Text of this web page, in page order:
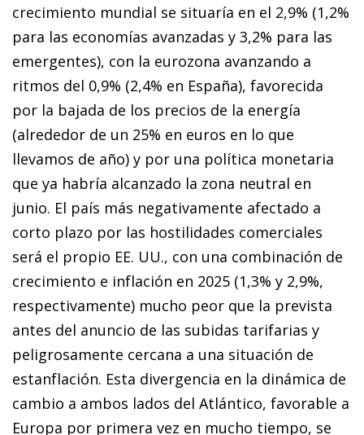
crecimiento mundial se situaría en el 2,9% (1,2%
para las economías avanzadas y 3,2% para las
emergentes), con la eurozona avanzando a
ritmos del 0,9% (2,4% en España), favorecida
por la bajada de los precios de la energía
(alrededor de un 25% en euros en lo que
llevamos de año) y por una política monetaria
que ya habría alcanzado la zona neutral en
junio. El país más negativamente afectado a
corto plazo por las hostilidades comerciales
será el propio EE. UU., con una combinación de
crecimiento e inflación en 2025 (1,3% y 2,9%,
respectivamente) mucho peor que la prevista
antes del anuncio de las subidas tarifarias y
peligrosamente cercana a una situación de
estanflación. Esta divergencia en la dinámica de
cambio a ambos lados del Atlántico, favorable a
Europa por primera vez en mucho tiempo, se